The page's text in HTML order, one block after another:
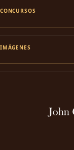
CONCURSOS
IMÁGENES